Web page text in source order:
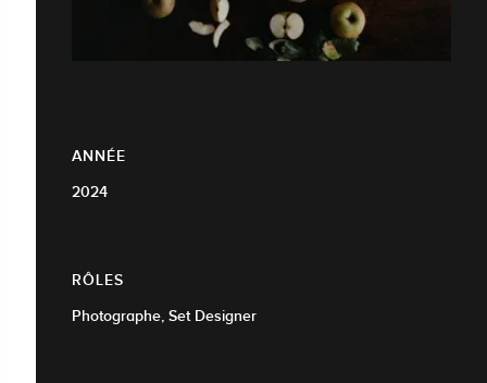
ANNÉE
2024
RÔLES
Photographe, Set Designer